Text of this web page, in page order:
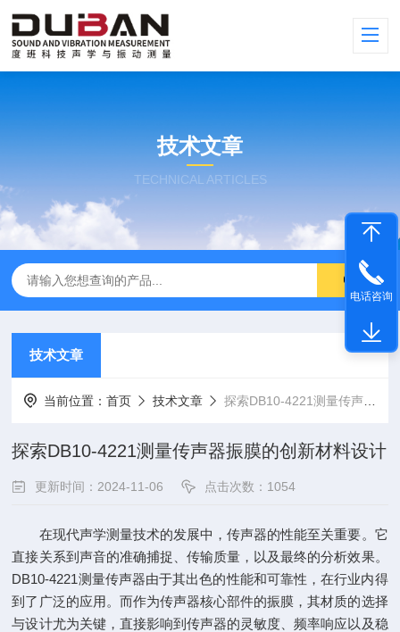
技术文章
TECHNICAL ARTICLES
技术文章
当前位置：首页 技术文章 探索DB10-4221测量传声器振膜的创新材料设计
探索DB10-4221测量传声器振膜的创新材料设计
更新时间：2024-11-06 点击次数：1054
在现代声学测量技术的发展中，传声器的性能至关重要。它
直接关系到声音的准确捕捉、传输质量，以及最终的分析效果。
DB10-4221测量传声器由于其出色的性能和可靠性，在行业内得
到了广泛的应用。而作为传声器核心部件的振膜，其材质的选择
与设计尤为关键，直接影响到传声器的灵敏度、频率响应以及稳
电话咨询